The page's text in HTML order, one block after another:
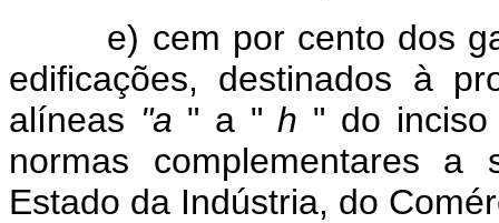
e) cem por cento dos
edificações, destinados à
alíneas "a " a "h " do inciso
normas complementares a
Estado da Indústria, do